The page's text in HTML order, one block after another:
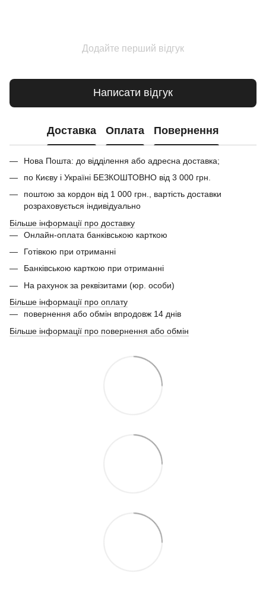
Додайте перший відгук
Написати відгук
Доставка Оплата Повернення
Нова Пошта: до відділення або адресна доставка;
по Києву і Україні БЕЗКОШТОВНО від 3 000 грн.
поштою за кордон від 1 000 грн., вартість доставки
розраховується індивідуально
Більше інформації про доставку
Онлайн-оплата банківською карткою
Готівкою при отриманні
Банківською карткою при отриманні
На рахунок за реквізитами (юр. особи)
Більше інформації про оплату
повернення або обмін впродовж 14 днів
Більше інформації про повернення або обмін